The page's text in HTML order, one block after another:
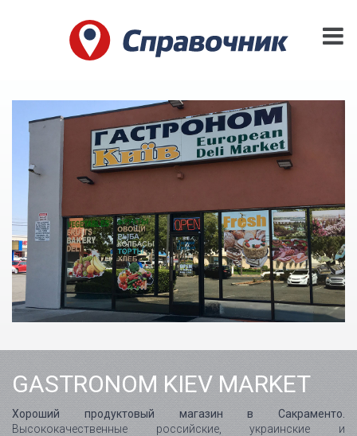
GASTRONOM KIEV MARKET
Хороший продуктовый магазин в Сакраменто.
Высококачественные российские, украинские и